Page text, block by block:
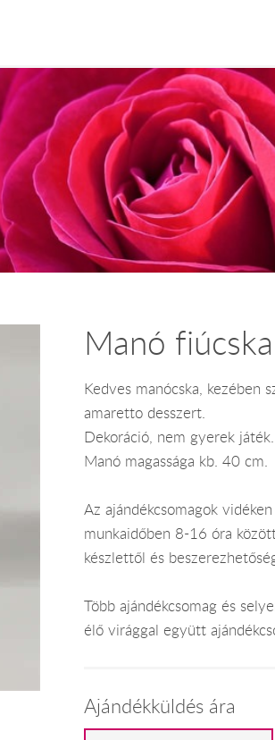
Manó fiúcska
Kedves manócska, kezében
amaretto desszert.
Dekoráció, nem gyerek játék.
Manó magassága kb. 40 cm.
Az ajándékcsomagok
munkaidőben 8-16 óra
készlettől és
Több ajándékcsomag és
élő virággal együtt
Ajándékküldés ára